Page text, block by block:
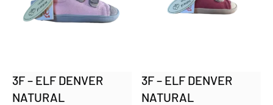
3F – ELF DENVER
NATURAL
3F – ELF DENVER
NATURAL